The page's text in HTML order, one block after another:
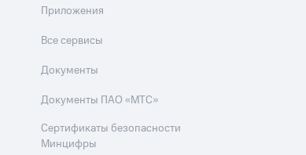
Приложения
Все сервисы
Документы
Документы ПАО «МТС»
Сертификаты безопасности
Минцифры